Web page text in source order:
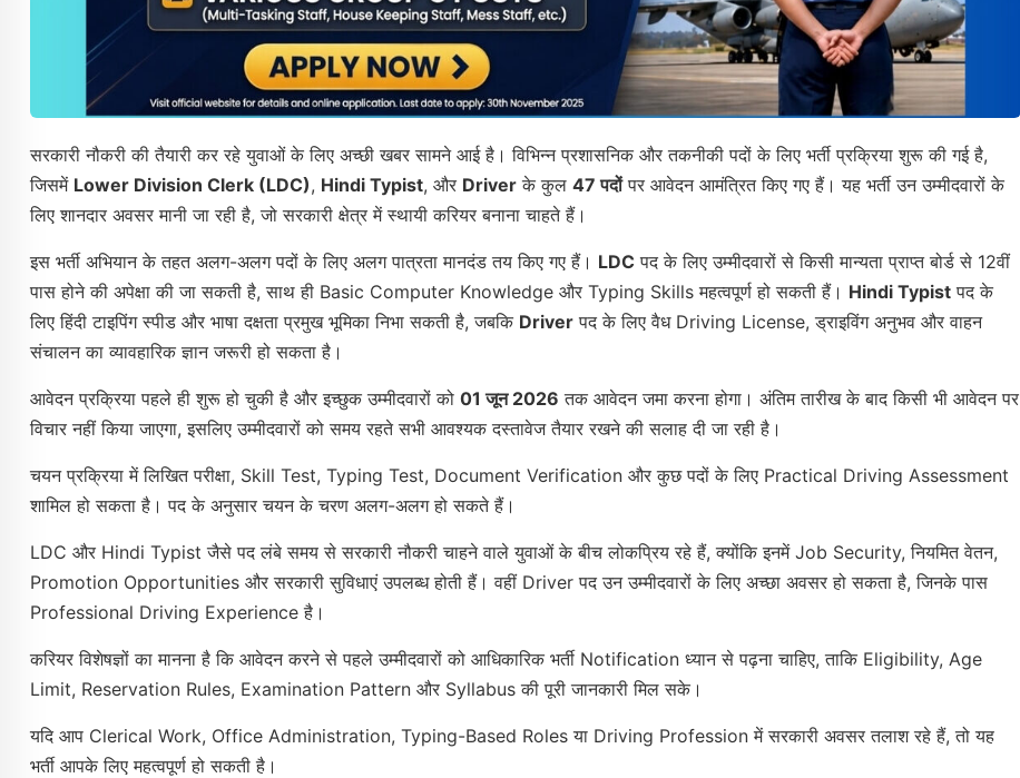
सरकारी नौकरी की तैयारी कर रहे युवाओं के लिए अच्छी खबर सामने आई है। विभिन्न प्रशासनिक और तकनीकी पदों के लिए भर्ती प्रक्रिया शुरू की गई है,
जिसमें Lower Division Clerk (LDC), Hindi Typist, और Driver के कुल 47 पदोंपर आवेदन आमंत्रित किए गए हैं। यह भर्ती उन उम्मीदवारों के
लिए शानदार अवसर मानी जा रही है, जो सरकारी क्षेत्र में स्थायी करियर बनाना चाहते हैं।
इस भर्ती अभियान के तहत अलग-अलग पदों के लिए अलग पात्रता मानदंड तय किए गए हैं। LDC पद के लिए उम्मीदवारों से किसी मान्यता प्राप्त बोर्ड से 12वीं
पास होने की अपेक्षा की जा सकती है, साथ ही Basic Computer Knowledge और Typing Skills महत्वपूर्ण हो सकती हैं। Hindi Typist पद के
लिए हिंदी टाइपिंग स्पीड और भाषा दक्षता प्रमुख भूमिका निभा सकती है, जबकि Driver पद के लिए वैध Driving License, ड्राइविंग अनुभव और वाहन
संचालन का व्यावहारिक ज्ञान जरूरी हो सकता है।
आवेदन प्रक्रिया पहले ही शुरू हो चुकी है और इच्छुक उम्मीदवारों को 01 जून 2026 तक आवेदन जमा करना होगा। अंतिम तारीख के बाद किसी भी आवेदन पर
विचार नहीं किया जाएगा, इसलिए उम्मीदवारों को समय रहते सभी आवश्यक दस्तावेज तैयार रखने की सलाह दी जा रही है।
चयन प्रक्रिया में लिखित परीक्षा, Skill Test, Typing Test, Document Verification और कुछ पदों के लिए Practical Driving Assessment
शामिल हो सकता है। पद के अनुसार चयन के चरण अलग-अलग हो सकते हैं।
LDC और Hindi Typist जैसे पद लंबे समय से सरकारी नौकरी चाहने वाले युवाओं के बीच लोकप्रिय रहे हैं, क्योंकि इनमें Job Security, नियमित वेतन,
Promotion Opportunities और सरकारी सुविधाएं उपलब्ध होती हैं। वहीं Driver पद उन उम्मीदवारों के लिए अच्छा अवसर हो सकता है, जिनके पास
Professional Driving Experience है।
करियर विशेषज्ञों का मानना है कि आवेदन करने से पहले उम्मीदवारों को आधिकारिक भर्ती Notification ध्यान से पढ़ना चाहिए, ताकि Eligibility, Age
Limit, Reservation Rules, Examination Pattern और Syllabus की पूरी जानकारी मिल सके।
यदि आप Clerical Work, Office Administration, Typing-Based Roles या Driving Profession में सरकारी अवसर तलाश रहे हैं, तो यह
भर्ती आपके लिए महत्वपूर्ण हो सकती है।